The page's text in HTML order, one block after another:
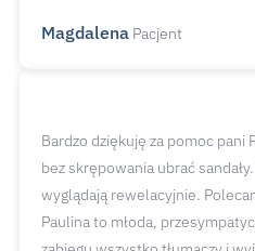
Magdalena Pacjent
Bardzo dziękuję za pomoc pani
bez skrępowania ubrać
wyglądają rewelacyjnie.
Paulina to młoda,